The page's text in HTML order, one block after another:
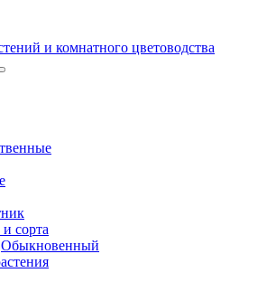
и комнатного цветоводства
сорта
Обыкновенный